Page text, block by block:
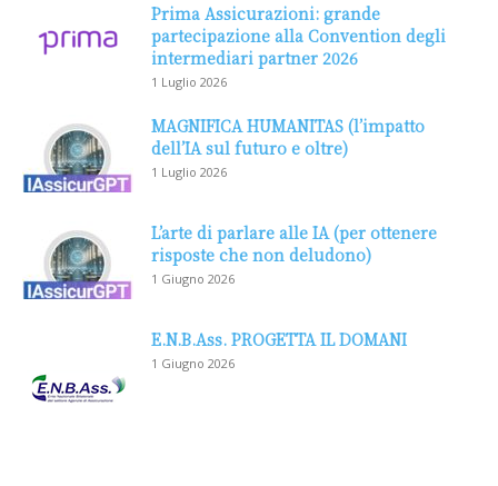
Prima Assicurazioni: grande
partecipazione alla Convention degli
intermediari partner 2026
1 Luglio 2026
MAGNIFICA HUMANITAS (l’impatto
dell’IA sul futuro e oltre)
1 Luglio 2026
L’arte di parlare alle IA (per ottenere
risposte che non deludono)
1 Giugno 2026
E.N.B.Ass. PROGETTA IL DOMANI
1 Giugno 2026